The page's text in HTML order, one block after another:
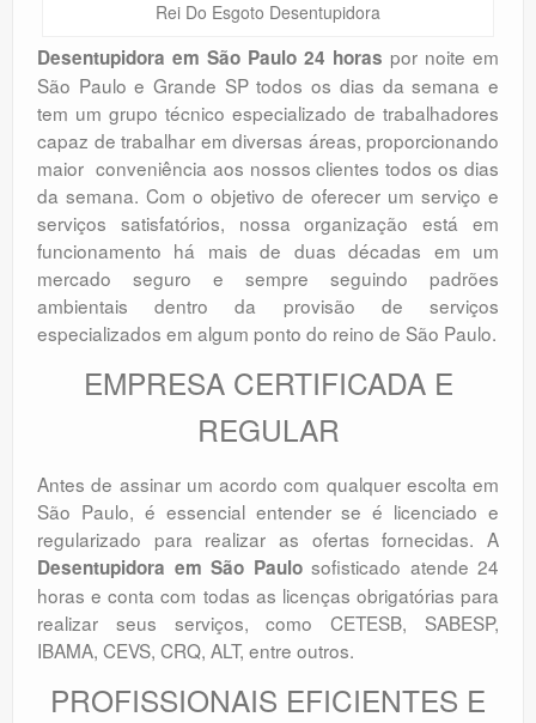
Rei Do Esgoto Desentupidora
Desentupidora em São Paulo 24 horas por noite em
São Paulo e Grande SP todos os dias da semana e
tem um grupo técnico especializado de trabalhadores
capaz de trabalhar em diversas áreas, proporcionando
maior conveniência aos nossos clientes todos os dias
da semana. Com o objetivo de oferecer um serviço e
serviços satisfatórios, nossa organização está em
funcionamento há mais de duas décadas em um
mercado seguro e sempre seguindo padrões
ambientais dentro da provisão de serviços
especializados em algum ponto do reino de São Paulo.
EMPRESA CERTIFICADA E
REGULAR
Antes de assinar um acordo com qualquer escolta em
São Paulo, é essencial entender se é licenciado e
regularizado para realizar as ofertas fornecidas. A
Desentupidora em São Paulosofisticado atende 24
horas e conta com todas as licenças obrigatórias para
realizar seus serviços, como CETESB, SABESP,
IBAMA, CEVS, CRQ, ALT, entre outros.
PROFISSIONAIS EFICIENTES E